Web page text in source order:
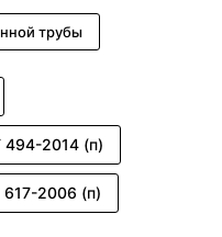
трубы
2014 (п)
2006 (п)